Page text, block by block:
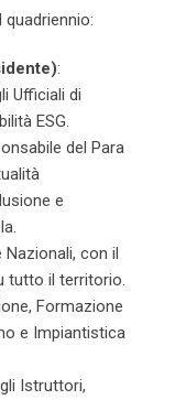
quadriennio:
:
Ufficiali di
ESG.
del Para
e
con il
tutto il territorio.
Formazione
e Impiantistica
Istruttori,